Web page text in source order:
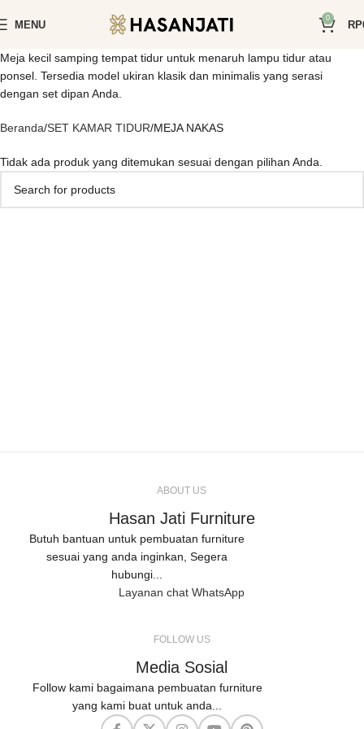
MENU
0
RP
Meja kecil samping tempat tidur untuk menaruh lampu tidur atau
ponsel. Tersedia model ukiran klasik dan minimalis yang serasi
dengan set dipan Anda.
Beranda SET KAMAR TIDUR MEJA NAKAS
Tidak ada produk yang ditemukan sesuai dengan pilihan Anda.
ABOUT US
Hasan Jati Furniture
Butuh bantuan untuk pembuatan furniture
sesuai yang anda inginkan, Segera
hubungi...
Layanan chat WhatsApp
FOLLOW US
Media Sosial
Follow kami bagaimana pembuatan furniture
yang kami buat untuk anda...